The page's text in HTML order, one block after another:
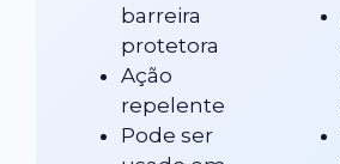
barreira
protetora
Ação
repelente
Pode ser